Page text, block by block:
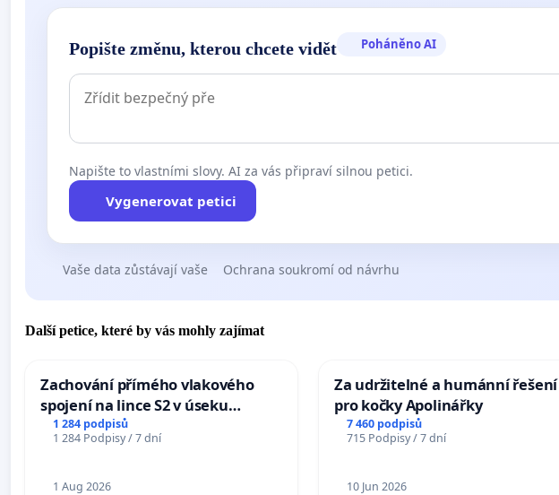
Popište změnu, kterou chcete vidět Poháněno AI
Napište to vlastními slovy. AI za vás připraví silnou petici.
Vygenerovat petici
Vaše data zůstávají vaše Ochrana soukromí od návrhu
Další petice, které by vás mohly zajímat
Zachování přímého vlakového
spojení na lince S2 v úseku
Ostrava – Bohumín – Karviná –
Mosty u Jablunkova
1 284 podpisů
1 284 Podpisy / 7 dní
1 Aug 2026
Za udržitelné a humánní řešení
pro kočky Apolinářky
7 460 podpisů
715 Podpisy / 7 dní
10 Jun 2026